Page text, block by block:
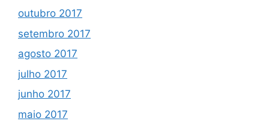
outubro 2017
setembro 2017
agosto 2017
julho 2017
junho 2017
maio 2017